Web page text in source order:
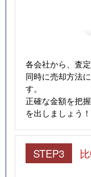
各会社から、査
同時に売却方法
す。
正確な金額を把
を出しましょう！
STEP3